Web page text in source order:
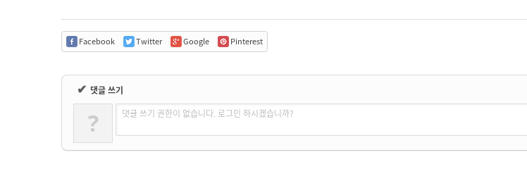
Facebook Twitter Google Pinterest
✔ 댓글 쓰기
? 댓글 쓰기 권한이 없습니다. 로그인 하시겠습니까?